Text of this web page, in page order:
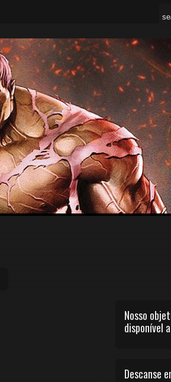
Nosso
disponível
Descanse